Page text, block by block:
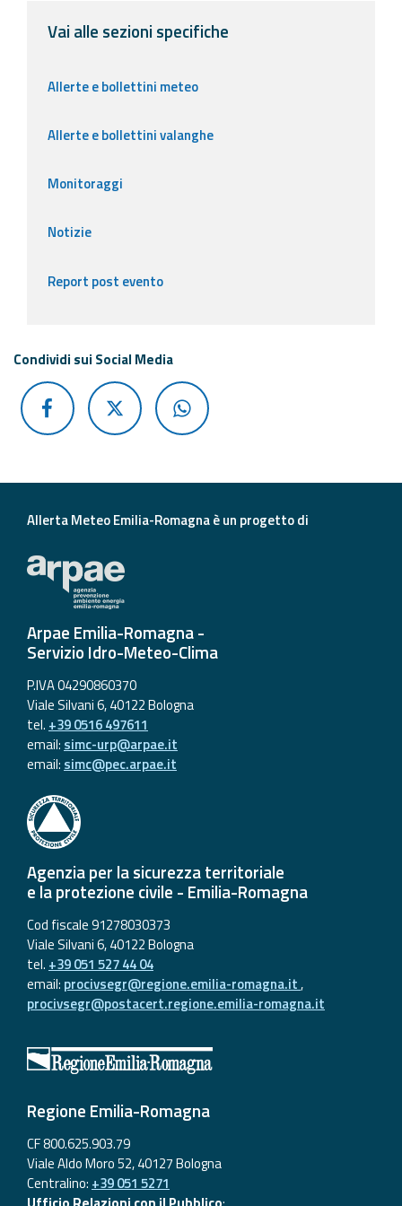
Vai alle sezioni specifiche
Allerte e bollettini meteo
Allerte e bollettini valanghe
Monitoraggi
Notizie
Report post evento
Condividi sui Social Media
Allerta Meteo Emilia-Romagna è un progetto di
Arpae Emilia-Romagna -
Servizio Idro-Meteo-Clima
P.IVA 04290860370
Viale Silvani 6, 40122 Bologna
tel. +39 0516 497611
email: simc-urp@arpae.it
email: simc@pec.arpae.it
Agenzia per la sicurezza territoriale
e la protezione civile - Emilia-Romagna
Cod fiscale 91278030373
Viale Silvani 6, 40122 Bologna
tel. +39 051 527 44 04
email: procivsegr@regione.emilia-romagna.it,
procivsegr@postacert.regione.emilia-romagna.it
Regione Emilia-Romagna
CF 800.625.903.79
Viale Aldo Moro 52, 40127 Bologna
Centralino: +39 051 5271